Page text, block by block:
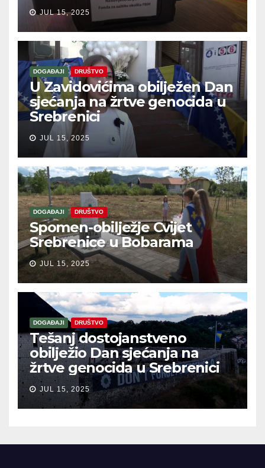
JUL 15, 2025
DOGAĐAJI DRUŠTVO
U Zavidovićima obilježen Dan
sjećanja na žrtve genocida u
Srebrenici
JUL 15, 2025
DOGAĐAJI DRUŠTVO
Spomen-obilježje Cvijet
Srebrenice u Bobarama
JUL 15, 2025
DOGAĐAJI DRUŠTVO
Tešanj dostojanstveno
obilježio Dan sjećanja na
žrtve genocida u Srebrenici
JUL 15, 2025